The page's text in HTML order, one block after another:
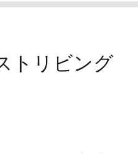
トリビング